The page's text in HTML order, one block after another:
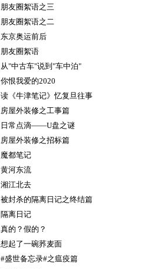
朋友圈絮语之三
朋友圈絮语之二
东京奥运前后
朋友圈絮语
从"中古车"说到"车中泊"
你恨我爱的2020
读《牛津笔记》忆复旦往事
房屋外装修之工事篇
日常点滴——U盘之谜
房屋外装修之招标篇
魔都笔记
黄河东流
湘江北去
被封杀的隔离日记之终结篇
隔离日记
真的？假的？
想起了一碗荞麦面
#盛世备忘录#之瘟疫篇